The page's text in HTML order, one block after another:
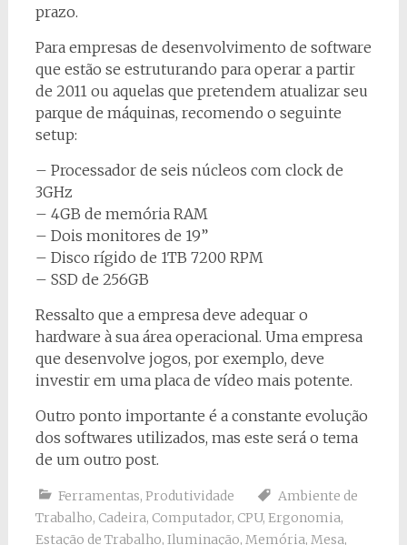
prazo.
Para empresas de desenvolvimento de software
que estão se estruturando para operar a partir
de 2011 ou aquelas que pretendem atualizar seu
parque de máquinas, recomendo o seguinte
setup:
– Processador de seis núcleos com clock de
3GHz
– 4GB de memória RAM
– Dois monitores de 19”
– Disco rígido de 1TB 7200 RPM
– SSD de 256GB
Ressalto que a empresa deve adequar o
hardware à sua área operacional. Uma empresa
que desenvolve jogos, por exemplo, deve
investir em uma placa de vídeo mais potente.
Outro ponto importante é a constante evolução
dos softwares utilizados, mas este será o tema
de um outro post.
Ferramentas, Produtividade
Ambiente de
Trabalho, Cadeira, Computador, CPU, Ergonomia,
Estação de Trabalho, Iluminação, Memória, Mesa,